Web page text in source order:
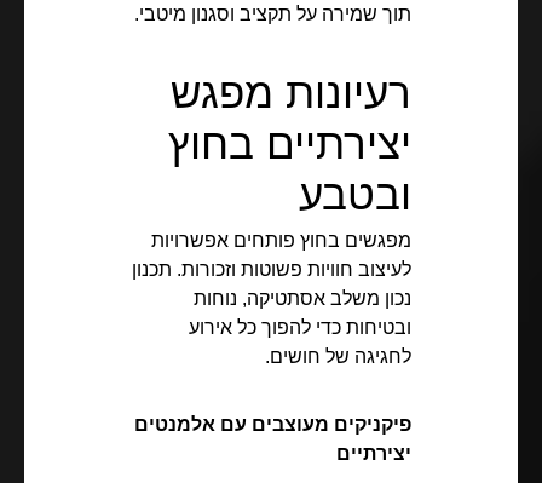
תוך שמירה על תקציב וסגנון מיטבי.
רעיונות מפגש
יצירתיים בחוץ
ובטבע
מפגשים בחוץ פותחים אפשרויות
לעיצוב חוויות פשוטות וזכורות. תכנון
נכון משלב אסתטיקה, נוחות
ובטיחות כדי להפוך כל אירוע
לחגיגה של חושים.
פיקניקים מעוצבים עם אלמנטים
יצירתיים